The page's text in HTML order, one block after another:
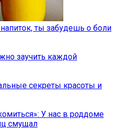
ты забудешь о боли
заучить каждой
секреты красоты и
У нас в роддоме
смущал